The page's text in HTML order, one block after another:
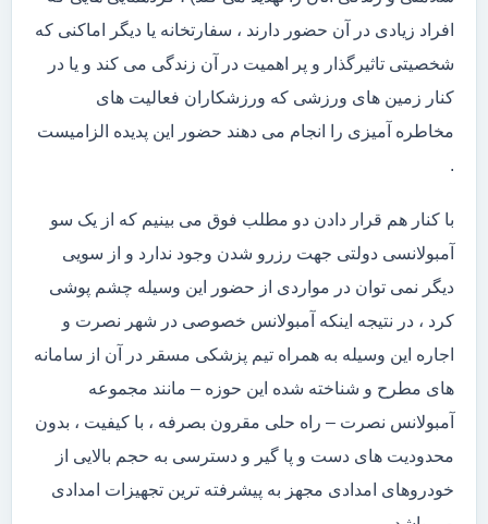
افراد زیادی در آن حضور دارند ، سفارتخانه یا دیگر اماکنی که
شخصیتی تاثیرگذار و پر اهمیت در آن زندگی می کند و یا در
کنار زمین های ورزشی که ورزشکاران فعالیت های
مخاطره آمیزی را انجام می دهند حضور این پدیده الزامیست
.
با کنار هم قرار دادن دو مطلب فوق می بینیم که از یک سو
آمبولانسی دولتی جهت رزرو شدن وجود ندارد و از سویی
دیگر نمی توان در مواردی از حضور این وسیله چشم پوشی
کرد ، در نتیجه اینکه آمبولانس خصوصی در شهر نصرت و
اجاره این وسیله به همراه تیم پزشکی مسقر در آن از سامانه
های مطرح و شناخته شده این حوزه – مانند مجموعه
آمبولانس نصرت – راه حلی مقرون بصرفه ، با کیفیت ، بدون
محدودیت های دست و پا گیر و دسترسی به حجم بالایی از
خودروهای امدادی مجهز به پیشرفته ترین تجهیزات امدادی